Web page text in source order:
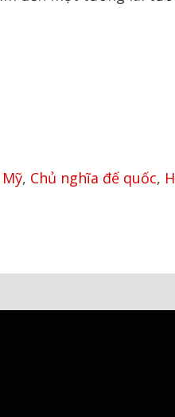
Mỹ, Chủ nghĩa đế quốc,